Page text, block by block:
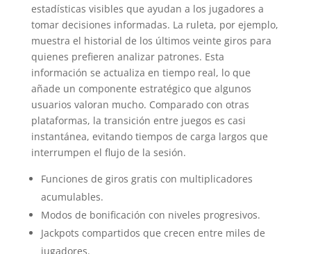
estadísticas visibles que ayudan a los jugadores a
tomar decisiones informadas. La ruleta, por ejemplo,
muestra el historial de los últimos veinte giros para
quienes prefieren analizar patrones. Esta
información se actualiza en tiempo real, lo que
añade un componente estratégico que algunos
usuarios valoran mucho. Comparado con otras
plataformas, la transición entre juegos es casi
instantánea, evitando tiempos de carga largos que
interrumpen el flujo de la sesión.
Funciones de giros gratis con multiplicadores
acumulables.
Modos de bonificación con niveles progresivos.
Jackpots compartidos que crecen entre miles de
jugadores.